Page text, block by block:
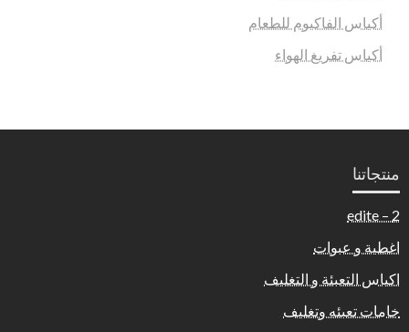
أكياس الفاكيوم للطعام
أكياس تفريغ الهواء
منتجاتنا
2 – edite
اغطية و عبوات
اكياس التعبئة و التغليف
خامات تعبئه وتغليف